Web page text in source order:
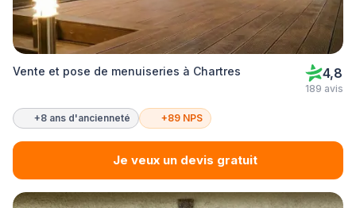
Vente et pose de menuiseries à Chartres 4,8
189 avis
+8 ans d'ancienneté +89 NPS
Je veux un devis gratuit